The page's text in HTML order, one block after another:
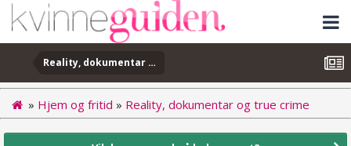
Reality, dokumentar og true crime
» Hjem og fritid » Reality, dokumentar og true crime